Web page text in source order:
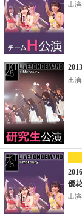
出
出
優
出